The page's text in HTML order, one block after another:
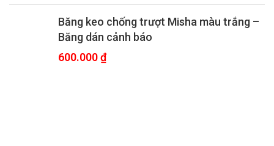
Băng keo chống trượt Misha màu trắng –
Băng dán cảnh báo
600.000₫